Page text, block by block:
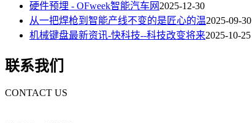
硬件预埋 - OFweek智能汽车网2025-12-30
从一把焊枪到智能产线不变的是匠心的温2025-09-30
机械键盘最新资讯-快科技--科技改变将来2025-10-25
联系我们
CONTACT US